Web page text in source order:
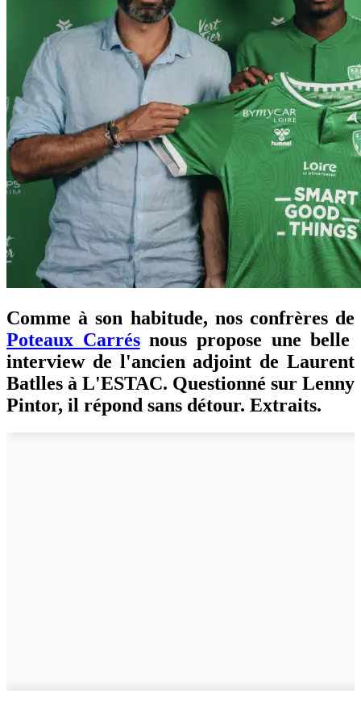
Comme à son habitude, nos confrères de
Poteaux Carrésnous propose une belle
interview de l'ancien adjoint de Laurent
Batlles à L'ESTAC. Questionné sur Lenny
Pintor, il répond sans détour. Extraits.